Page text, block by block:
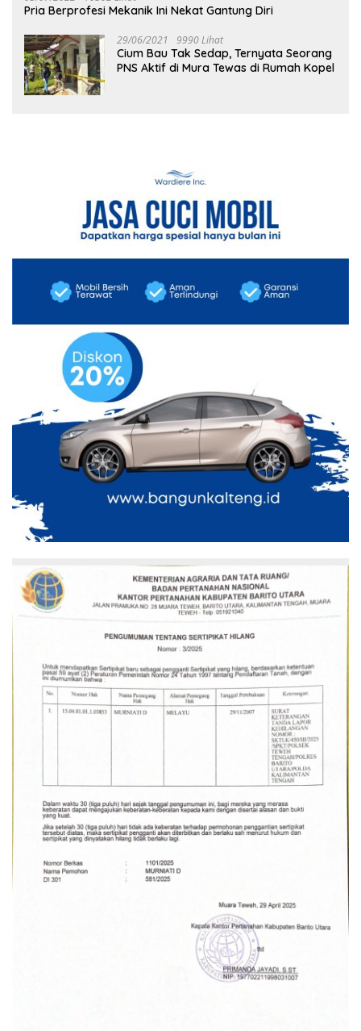
Pria Berprofesi Mekanik Ini Nekat Gantung Diri
29/06/2021 9990 Lihat
Cium Bau Tak Sedap, Ternyata Seorang
PNS Aktif di Mura Tewas di Rumah Kopel